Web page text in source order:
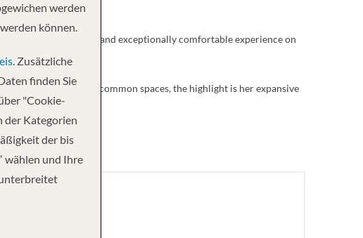
providing an intimate and exceptionally comfortable experience on
Of the ship’s many common spaces, the highlight is her expansive
werden
können.
Zusätzliche
finden Sie
"Cookie-
der Kategorien
der bis
wählen und Ihre